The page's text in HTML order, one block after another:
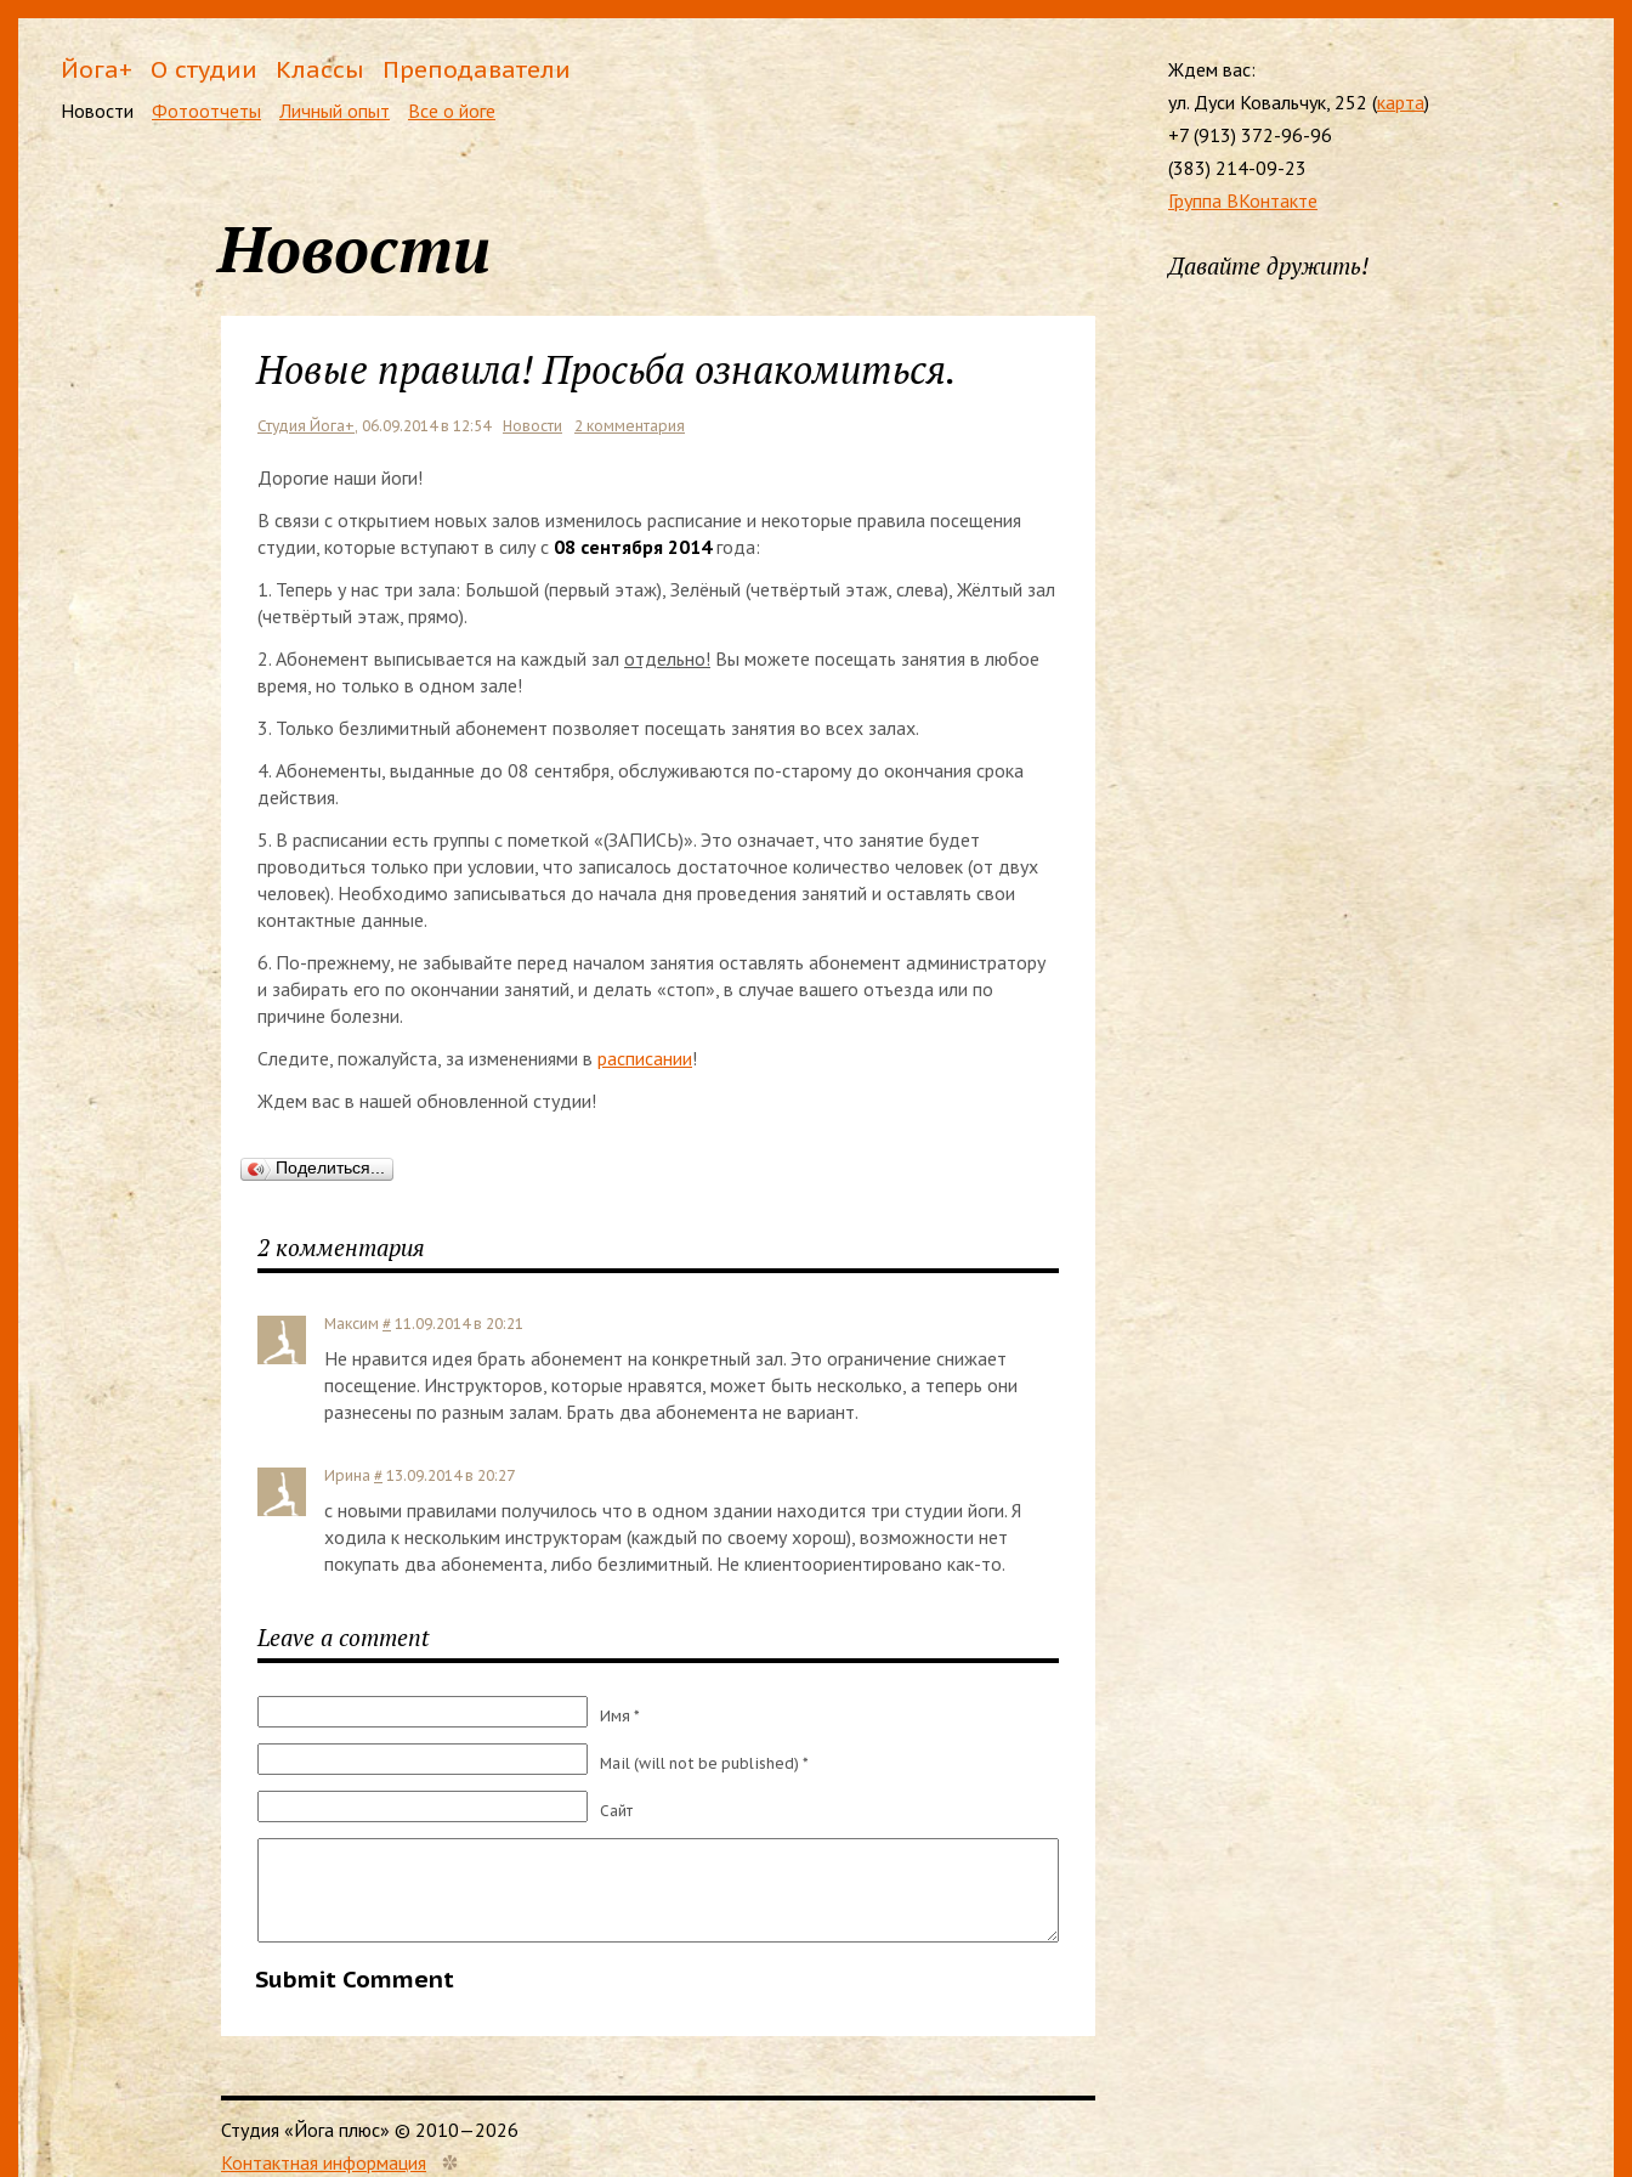
Йога+ О студии Классы Преподаватели
Новости Фотоотчеты Личный опыт Все о йоге
Новости
Ждем вас:
ул. Дуси Ковальчук, 252 (карта)
+7 (913) 372-96-96
(383) 214-09-23
Группа ВКонтакте
Новые правила! Просьба ознакомиться.
Студия Йога+ , 06.09.2014 в 12:54 Новости 2 комментария
Дорогие наши йоги!
В связи с открытием новых залов изменилось расписание и некоторые правила посещения
студии, которые вступают в силу с 08 сентября 2014года:
1. Теперь у нас три зала: Большой (первый этаж), Зелёный (четвёртый этаж, слева), Жёлтый зал
(четвёртый этаж, прямо).
2. Абонемент выписывается на каждый зал отдельно! Вы можете посещать занятия в любое
время, но только в одном зале!
3. Только безлимитный абонемент позволяет посещать занятия во всех залах.
4. Абонементы, выданные до 08 сентября, обслуживаются по-старому до окончания срока
действия.
5. В расписании есть группы с пометкой «(ЗАПИСЬ)». Это означает, что занятие будет
проводиться только при условии, что записалось достаточное количество человек (от двух
человек). Необходимо записываться до начала дня проведения занятий и оставлять свои
контактные данные.
6. По-прежнему, не забывайте перед началом занятия оставлять абонемент администратору
и забирать его по окончании занятий, и делать «стоп», в случае вашего отъезда или по
причине болезни.
Следите, пожалуйста, за изменениями в расписании!
Ждем вас в нашей обновленной студии!
Поделиться...
2 комментария
Максим # 11.09.2014 в 20:21
Не нравится идея брать абонемент на конкретный зал. Это ограничение снижает
посещение. Инструкторов, которые нравятся, может быть несколько, а теперь они
разнесены по разным залам. Брать два абонемента не вариант.
Ирина # 13.09.2014 в 20:27
с новыми правилами получилось что в одном здании находится три студии йоги. Я
ходила к нескольким инструкторам (каждый по своему хорош), возможности нет
покупать два абонемента, либо безлимитный. Не клиентоориентировано как-то.
Leave a comment
Имя *
Mail (will not be published) *
Сайт
Давайте дружить!
Студия «Йога плюс» © 2010—2026
Контактная информация